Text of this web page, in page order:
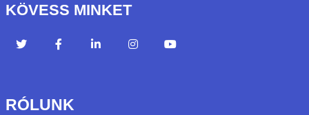
KÖVESS MINKET
RÓLUNK